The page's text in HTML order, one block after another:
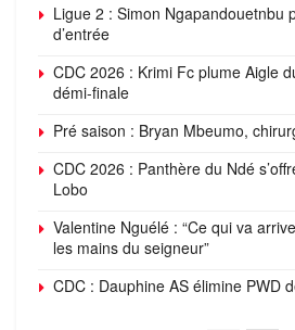
Ligue 2 : Simon Ngapandouetnbu
d’entrée
CDC 2026 : Krimi Fc plume Aigle
démi-finale
Pré saison : Bryan Mbeumo,
CDC 2026 : Panthère du Ndé
Lobo
Valentine Nguélé : “Ce qui va
les mains du seigneur”
CDC : Dauphine AS élimine PWD